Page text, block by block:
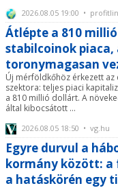
2026.08.05 19:00 •
Átlépte a 810
stabilcoinok piaca,
toronymagasan
Új mérföldkőhöz érkezett
szektora: teljes piaci
a 810 millió dollárt. A
által kibocsátott ...
2026.08.05 18:50 • vg.hu
Egyre durvul a
kormány között:
a hatáskörén egy